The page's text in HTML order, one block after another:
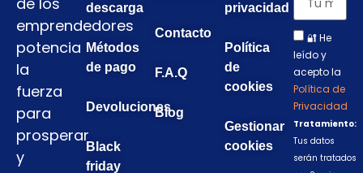
emprendedores
potencia
la
fuerza
para
prosperar
y
descarga
Métodos
de pago
Devoluciones
Black
friday
Contacto
F.A.Q
Blog
privacidad
Política
de
cookies
Gestionar
cookies
🔐 He
leído y
acepto la
Política de
Privacidad
Tratamiento:
Tus datos
serán tratados